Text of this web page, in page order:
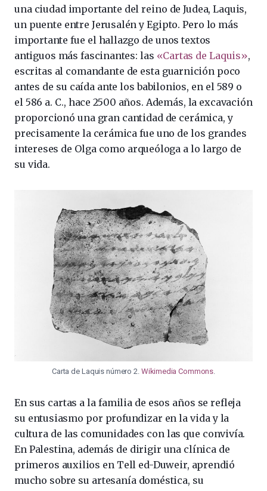
una ciudad importante del reino de Judea, Laquis,
un puente entre Jerusalén y Egipto. Pero lo más
importante fue el hallazgo de unos textos
antiguos más fascinantes: las «Cartas de Laquis»,
escritas al comandante de esta guarnición poco
antes de su caída ante los babilonios, en el 589 o
el 586 a. C., hace 2500 años. Además, la excavación
proporcionó una gran cantidad de cerámica, y
precisamente la cerámica fue uno de los grandes
intereses de Olga como arqueóloga a lo largo de
su vida.
Carta de Laquis número 2. Wikimedia Commons.
En sus cartas a la familia de esos años se refleja
su entusiasmo por profundizar en la vida y la
cultura de las comunidades con las que convivía.
En Palestina, además de dirigir una clínica de
primeros auxilios en Tell ed-Duweir, aprendió
mucho sobre su artesanía doméstica, su